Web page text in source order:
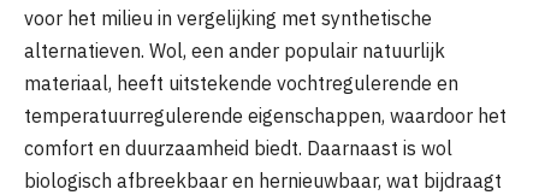
voor het milieu in vergelijking met synthetische
alternatieven. Wol, een ander populair natuurlijk
materiaal, heeft uitstekende vochtregulerende en
temperatuurregulerende eigenschappen, waardoor het
comfort en duurzaamheid biedt. Daarnaast is wol
biologisch afbreekbaar en hernieuwbaar, wat bijdraagt